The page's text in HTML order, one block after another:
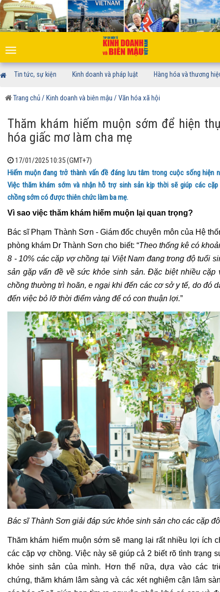
Toggle
navigation
Tin tức, sự kiện Kinh doanh và pháp luật Hàng hóa và thương
Trang chủ/ Kinh doanh và biên mậu / Văn hóa xã hội
Thăm khám hiếm muộn sớm để hiện
hóa giấc mơ làm cha mẹ
17/01/2025 10:35 (GMT+7)
Hiếm muộn đang trở thành vấn đề đáng lưu tâm trong cuộc sống hiện
Việc thăm khám sớm và nhận hỗ trợ sinh sản kịp thời sẽ giúp các cặp
chồng sớm có được thiên chức làm ba mẹ.
Vì sao việc thăm khám hiếm muộn lại quan trọng?
Bác sĩ Phạm Thành Sơn - Giám đốc chuyên môn của Hệ
phòng khám Dr Thành Sơn cho biết: “Theo thống kê có
8 - 10% các cặp vợ chồng tại Việt Nam đang trong độ tuổi
sản gặp vấn đề về sức khỏe sinh sản. Đặc biệt nhiều cặp
chồng thường trì hoãn, e ngại khi đến các cơ sở y tế, do đó
đến việc bỏ lỡ thời điểm vàng để có con thuận lợi.”
Bác sĩ Thành Sơn giải đáp sức khỏe sinh sản cho các cặp
Thăm khám hiếm muộn sớm sẽ mang lại rất nhiều lợi ích
các cặp vợ chồng. Việc này sẽ giúp cả 2 biết rõ tình trạng
khỏe sinh sản của mình. Hơn thế nữa, dựa vào các
chứng, thăm khám lâm sàng và các xét nghiệm cận lâm